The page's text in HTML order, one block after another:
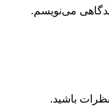
می‌نویسم.
باشید.